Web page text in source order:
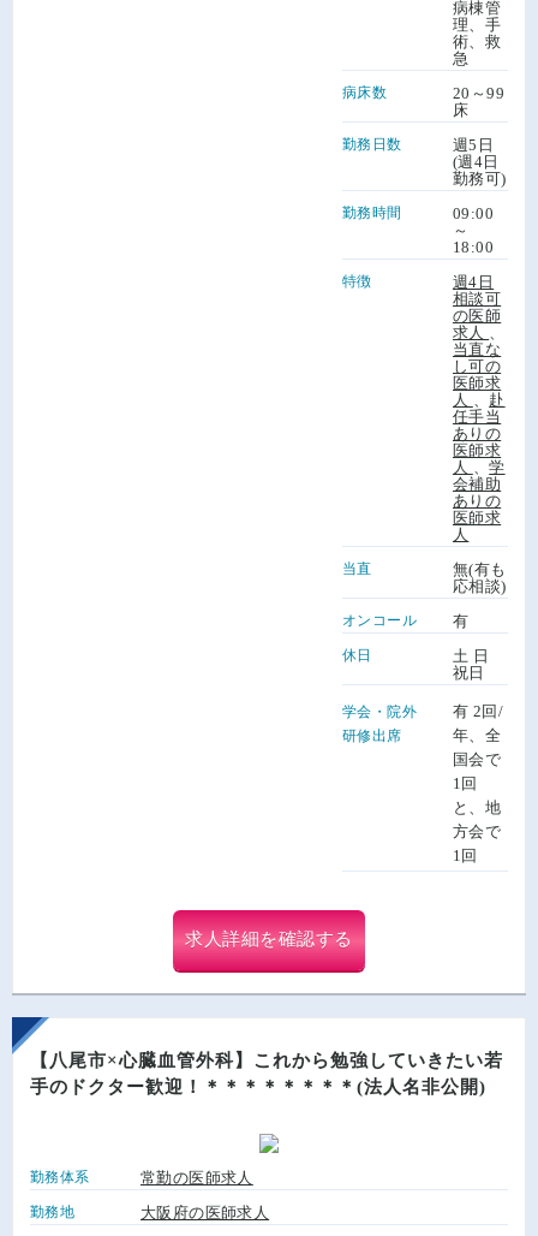
病棟管
理、手
術、救
急
病床数
20～99
床
勤務日数
週5日
(週4日
勤務可)
勤務時間
09:00
～
18:00
特徴
週4日
相談可
の医師
求人
当直な
し可の
医師求
人
赴
任手当
ありの
医師求
人
、学
会補助
ありの
医師求
人
当直
無(有も
応相談)
オンコール 有
休日
土 日
祝日
学会・院外
研修出席
有 2回/
年、全
国会で
1回
と、地
方会で
1回
求人詳細を確認する
【八尾市×心臓血管外科】これから勉強していきたい若
手のドクター歓迎！＊＊＊＊＊＊＊＊(法人名非公開)
勤務体系 常勤の医師求人
勤務地 大阪府の医師求人